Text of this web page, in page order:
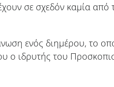
σε σχεδόν καμία από
ενός διημέρου, το
ο ιδρυτής του